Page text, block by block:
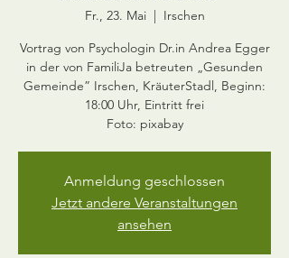
Fr., 23. Mai
  |
Irschen
Vortrag von Psychologin Dr.in Andrea Egger
in der von FamiliJa betreuten „Gesunden
Gemeinde” Irschen, KräuterStadl, Beginn:
18:00 Uhr, Eintritt frei
Foto: pixabay
Anmeldung geschlossen
Jetzt andere Veranstaltungen
ansehen